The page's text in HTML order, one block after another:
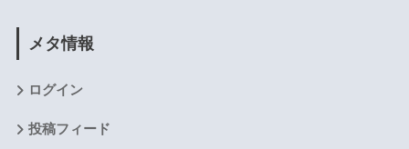
メタ情報
ログイン
投稿フィード